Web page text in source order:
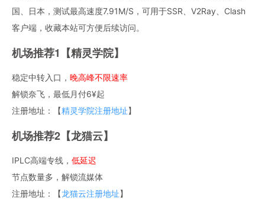
国、日本，测试最高速度7.91M/S，可用于SSR、V2Ray、Clash
客户端，收藏本站可方便后续访问。
机场推荐1【精灵学院】
稳定中转入口， 晚高峰不限速率
解锁奈飞，最低月付6¥起
注册地址：【精灵学院注册地址】
机场推荐2【龙猫云】
IPLC高端专线， 低延迟
节点数量多，解锁流媒体
注册地址：【龙猫云注册地址】